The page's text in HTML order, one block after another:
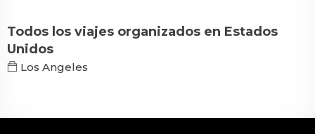
Todos los viajes organizados en Estados
Unidos
Los Angeles